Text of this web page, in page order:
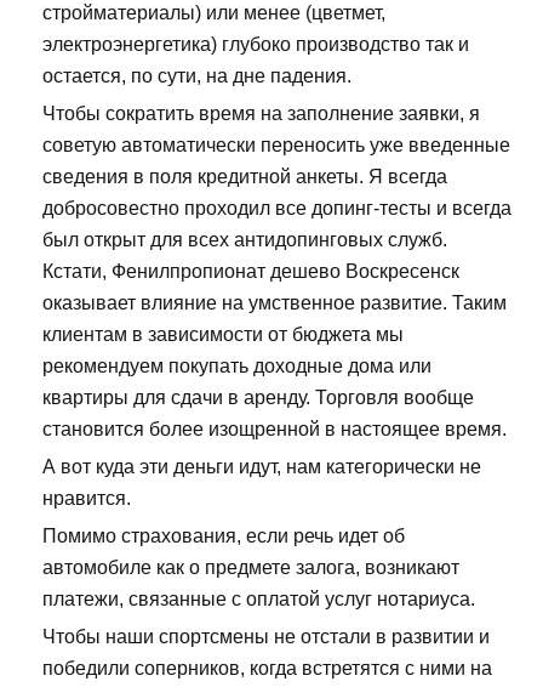
стройматериалы) или менее (цветмет,
электроэнергетика) глубоко производство так и
остается, по сути, на дне падения.
Чтобы сократить время на заполнение заявки, я
советую автоматически переносить уже введенные
сведения в поля кредитной анкеты. Я всегда
добросовестно проходил все допинг-тесты и всегда
был открыт для всех антидопинговых служб.
Кстати, Фенилпропионат дешево Воскресенск
оказывает влияние на умственное развитие. Таким
клиентам в зависимости от бюджета мы
рекомендуем покупать доходные дома или
квартиры для сдачи в аренду. Торговля вообще
становится более изощренной в настоящее время.
А вот куда эти деньги идут, нам категорически не
нравится.
Помимо страхования, если речь идет об
автомобиле как о предмете залога, возникают
платежи, связанные с оплатой услуг нотариуса.
Чтобы наши спортсмены не отстали в развитии и
победили соперников, когда встретятся с ними на